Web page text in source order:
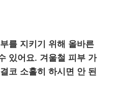
를 지키기 위해 올바른
있어요. 겨울철 피부 가
코 소홀히 하시면 안 된